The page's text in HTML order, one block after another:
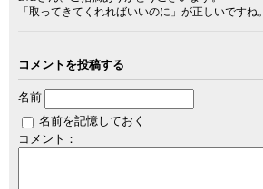
「取ってきてくれればいいのに」が正しいですね。
コメントを投稿する
名前
名前を記憶しておく
コメント：